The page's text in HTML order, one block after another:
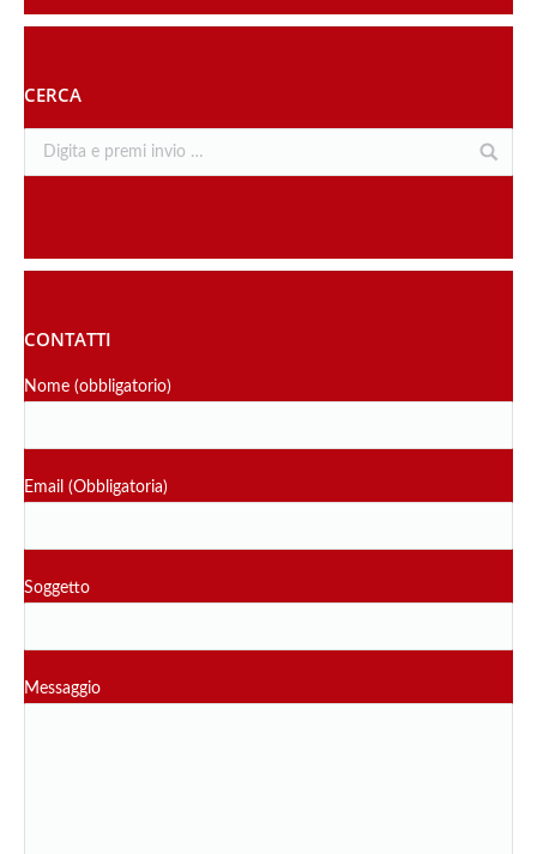
CERCA
CONTATTI
Nome (obbligatorio)
Email (Obbligatoria)
Soggetto
Messaggio